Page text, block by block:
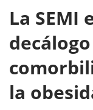
La SEMI
la